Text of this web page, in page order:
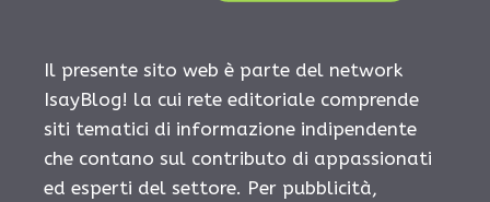
Il presente sito web è parte del network
IsayBlog! la cui rete editoriale comprende
siti tematici di informazione indipendente
che contano sul contributo di appassionati
ed esperti del settore. Per pubblicità,